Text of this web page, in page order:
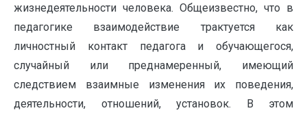
жизнедеятельности человека. Общеизвестно, что в
педагогике взаимодействие трактуется как
личностный контакт педагога и обучающегося,
случайный или преднамеренный, имеющий
следствием взаимные изменения их поведения,
деятельности, отношений, установок. В этом